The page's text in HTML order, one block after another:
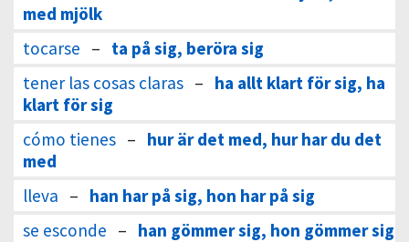
med mjölk
tocarse – ta på sig, beröra sig
tener las cosas claras – ha allt klart för sig, ha
klart för sig
cómo tienes – hur är det med, hur har du det
med
lleva – han har på sig, hon har på sig
se esconde – han gömmer sig, hon gömmer sig